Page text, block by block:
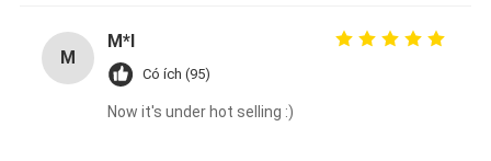
M
M*l
Có ích (95)
Now it's under hot selling :)